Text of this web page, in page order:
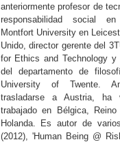
anteriormente profesor de
responsabilidad social
Montfort University en
Unido, director gerente del
for Ethics and Technology y
del departamento de
University of Twente.
trasladarse a Austria, ha
trabajado en Bélgica,
Holanda. Es autor de
(2012), 'Human Being @